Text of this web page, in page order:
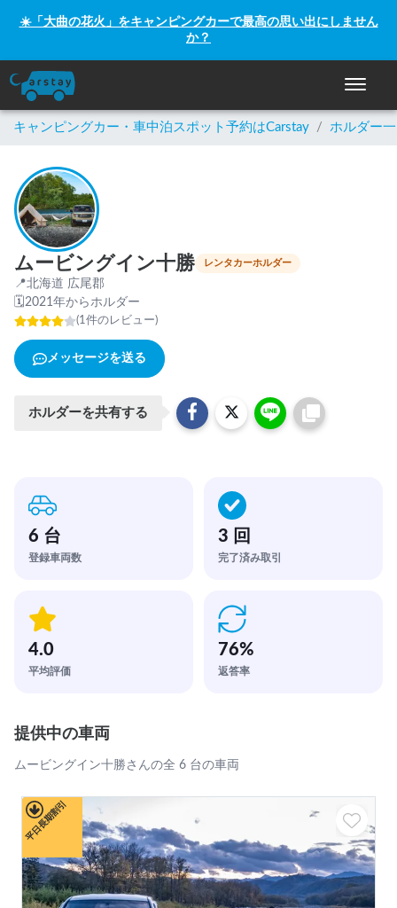
☀️「大曲の花火」をキャンピングカーで最高の思い出にしません
か？
ナビゲ
キャンピングカー・車中泊スポット予約はCarstay / ホルダー
ムービングイン十勝 レンタカーホルダー
📍北海道 広尾郡
🗓2021年からホルダー
(1件のレビュー)
メッセージを送る
ホルダーを共有する
6 台
登録車両数
3 回
完了済み取引
4.0
平均評価
76%
返答率
提供中の車両
ムービングイン十勝さんの全 6 台の車両
平日長期割引